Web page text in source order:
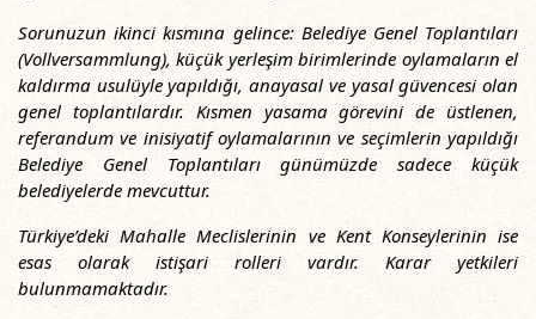
Sorunuzun ikinci kısmına gelince: Belediye Genel Toplantıları
(Vollversammlung), küçük yerleşim birimlerinde oylamaların el
kaldırma usulüyle yapıldığı, anayasal ve yasal güvencesi olan
genel toplantılardır. Kısmen yasama görevini de üstlenen,
referandum ve inisiyatif oylamalarının ve seçimlerin yapıldığı
Belediye Genel Toplantıları günümüzde sadece küçük
belediyelerde mevcuttur.
Türkiye’deki Mahalle Meclislerinin ve Kent Konseylerinin ise
esas olarak istişari rolleri vardır. Karar yetkileri
bulunmamaktadır.